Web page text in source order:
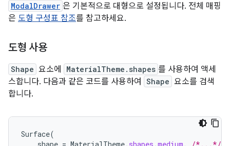
ModalDrawer 은 기본적으로 대형으로 설정됩니다. 전체 매핑
은 도형 구성표 참조를 참고하세요.
도형 사용
Shape 요소에 MaterialTheme.shapes 를 사용하여 액세
스합니다. 다음과 같은 코드를 사용하여
Shape 요소를 검색
합니다.
Surface(